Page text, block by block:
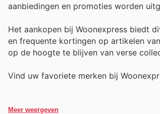
aanbiedingen en promoties worden
Het aankopen bij Woonexpress biedt
en frequente kortingen op artikelen
op de hoogte te blijven van verse
Vind uw favoriete merken bij
Meer weergeven